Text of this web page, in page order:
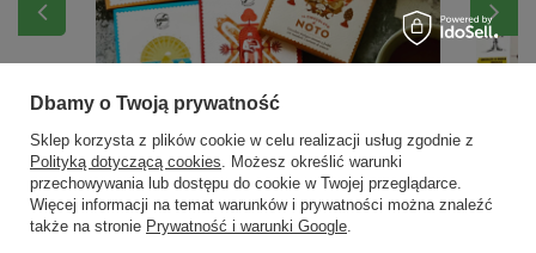
Dbamy o Twoją prywatność
Sklep korzysta z plików cookie w celu realizacji usług zgodnie z
Polityką dotyczącą cookies. Możesz określić warunki
przechowywania lub dostępu do cookie w Twojej przeglądarce.
Więcej informacji na temat warunków i prywatności można znaleźć
także na stronie Prywatność i warunki Google.